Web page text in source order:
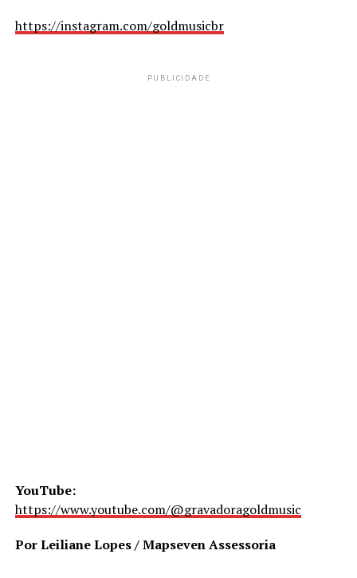
https://instagram.com/goldmusicbr
PUBLICIDADE
YouTube:
https://www.youtube.com/@gravadoragoldmusic
Por Leiliane Lopes / Mapseven Assessoria